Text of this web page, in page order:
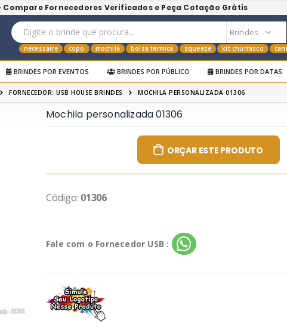
Fornecedores Verificados e Peça Cotação Grátis
nécessaire copo mochila bolsa térmica squeeze kit churrasco
BRINDES POR EVENTOS BRINDES POR PÚBLICO BRINDES POR DATAS
FORNECEDOR: USB HOUSE BRINDES MOCHILA PERSONALIZADA 01306
Mochila personalizada 01306
ORÇAR ESTE PRODUTO
Código: 01306
Fale com o Fornecedor USB :